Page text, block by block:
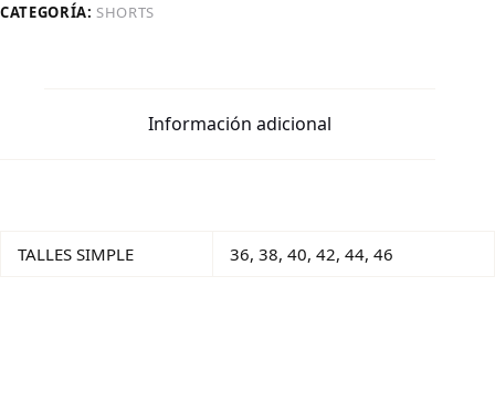
CATEGORÍA: SHORTS
Información adicional
TALLES SIMPLE 36, 38, 40, 42, 44, 46